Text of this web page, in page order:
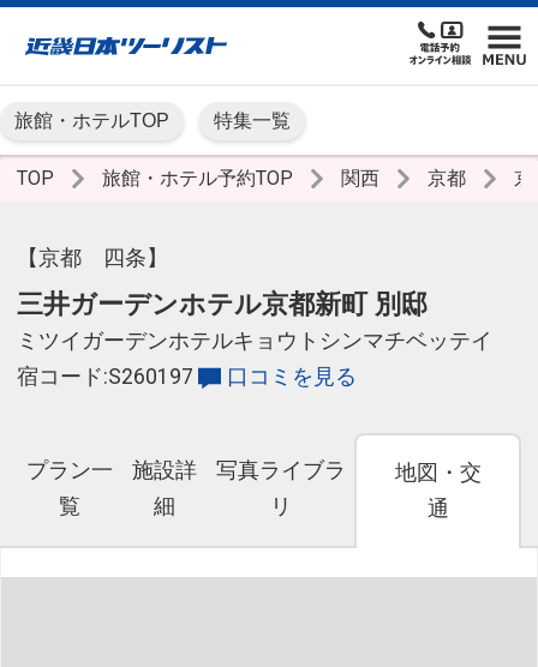
旅館・ホテルTOP 特集一覧
TOP 旅館・ホテル予約TOP 関西 京都 京
【京都 四条】
三井ガーデンホテル京都新町 別邸
ミツイガーデンホテルキョウトシンマチベッテイ
宿コード:S260197
口コミを見る
プラン一
覧
施設詳
細
写真ライブラ
リ
地図・交
通